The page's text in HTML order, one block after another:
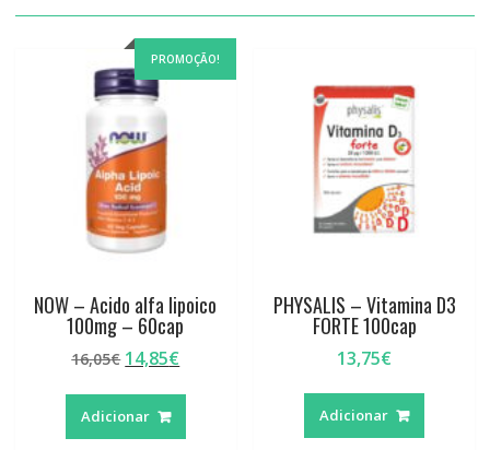
PROMOÇÃO!
NOW – Acido alfa lipoico
100mg – 60cap
16,05€ O
original
era:
14,85€O
Adicionar
PHYSALIS – Vitamina D3
FORTE 100cap
13,75€
Adicionar